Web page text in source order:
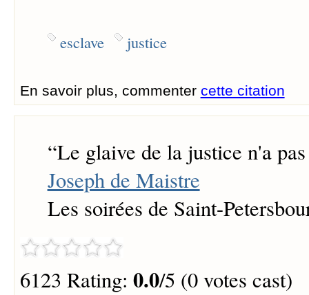
esclave justice
En savoir plus, commenter cette citation
“Le glaive de la justice n'a
Joseph de Maistre
Les soirées de Saint-
6123 Rating: 0.0/5 (0 votes cast)